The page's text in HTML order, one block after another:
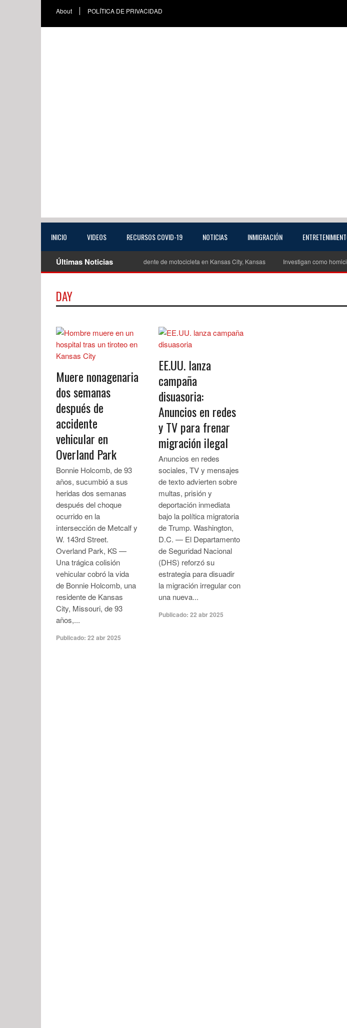
About POLÍTICA DE PRIVACIDAD
INICIO VIDEOS RECURSOS COVID-19 NOTICIAS INMIGRACIÓN
Últimas Noticias
Muere joven de 19 años tras trágico accidente de motocicleta en Kansas City, Kansas Investigan como homicidio
DAY
Muere nonagenaria
dos semanas
después de
accidente
vehicular en
Overland Park
Bonnie Holcomb, de 93
años, sucumbió a sus
heridas dos semanas
después del choque
ocurrido en la
intersección de Metcalf y
W. 143rd Street.
Overland Park, KS —
Una trágica colisión
vehicular cobró la vida
de Bonnie Holcomb, una
residente de Kansas
City, Missouri, de 93
años,...
Publicado: 22 abr 2025
EE.UU. lanza
campaña
disuasoria:
Anuncios en redes
y TV para frenar
migración ilegal
Anuncios en redes
sociales, TV y mensajes
de texto advierten sobre
multas, prisión y
deportación inmediata
bajo la política migratoria
de Trump. Washington,
D.C. — El Departamento
de Seguridad Nacional
(DHS) reforzó su
estrategia para disuadir
la migración irregular con
una nueva...
Publicado: 22 abr 2025